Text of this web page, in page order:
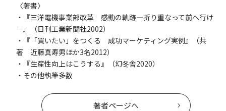
〈著書〉
・『三洋電機事業部改革 感動の軌跡―折り重なって前へ行け
―』（日刊工業新聞社2002）
・『「買いたい」をつくる 成功マーケティング実例』（共
著 近藤真寿男ほか3名2012）
・『生産性向上はこうする』（幻冬舎2020）
・その他執筆多数
著者ページへ